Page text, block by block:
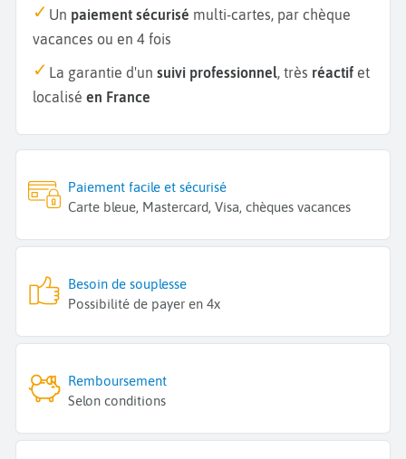
Un paiement sécurisé multi-cartes, par chèque
vacances ou en 4 fois
La garantie d'un suivi professionnel, très réactif et
localisé en France
Paiement facile et sécurisé
Carte bleue, Mastercard, Visa, chèques vacances
Besoin de souplesse
Possibilité de payer en 4x
Remboursement
Selon conditions